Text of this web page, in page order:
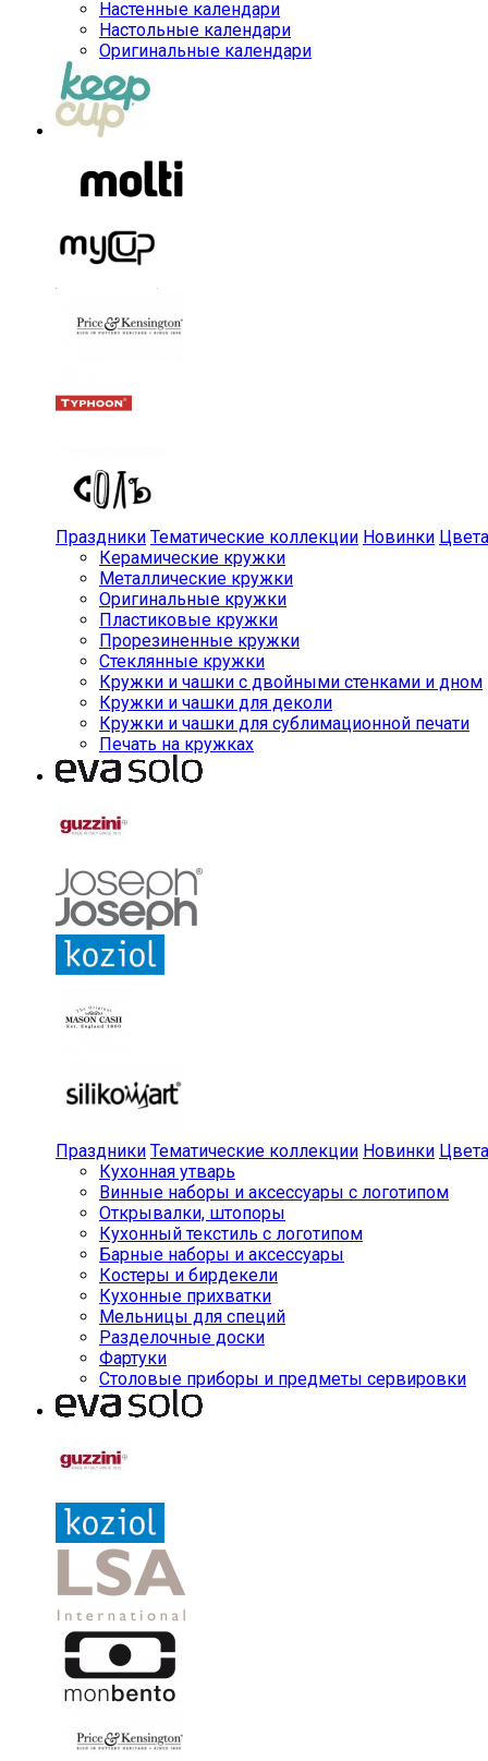
Настенные календари
Настольные календари
Оригинальные календари
Праздники Тематические коллекции Новинки Цвета
Керамические кружки
Металлические кружки
Оригинальные кружки
Пластиковые кружки
Прорезиненные кружки
Стеклянные кружки
Кружки и чашки с двойными стенками и дном
Кружки и чашки для деколи
Кружки и чашки для сублимационной печати
Печать на кружках
Праздники Тематические коллекции Новинки Цвета
Кухонная утварь
Винные наборы и аксессуары с логотипом
Открывалки, штопоры
Кухонный текстиль с логотипом
Барные наборы и аксессуары
Костеры и бирдекели
Кухонные прихватки
Мельницы для специй
Разделочные доски
Фартуки
Столовые приборы и предметы сервировки